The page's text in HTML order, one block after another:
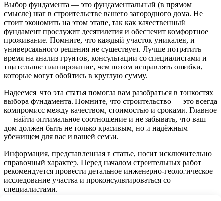
Выбор фундамента — это фундаментальный (в прямом
смысле) шаг в строительстве вашего загородного дома. Не
стоит экономить на этом этапе, так как качественный
фундамент прослужит десятилетия и обеспечит комфортное
проживание. Помните, что каждый участок уникален, и
универсального решения не существует. Лучше потратить
время на анализ грунтов, консультации со специалистами и
тщательное планирование, чем потом исправлять ошибки,
которые могут обойтись в круглую сумму.
Надеемся, что эта статья помогла вам разобраться в тонкостях
выбора фундамента. Помните, что строительство — это всегда
компромисс между качеством, стоимостью и сроками. Главное
— найти оптимальное соотношение и не забывать, что ваш
дом должен быть не только красивым, но и надёжным
убежищем для вас и вашей семьи.
Информация, представленная в статье, носит исключительно
справочный характер. Перед началом строительных работ
рекомендуется провести детальное инженерно-геологическое
исследование участка и проконсультироваться со
специалистами.